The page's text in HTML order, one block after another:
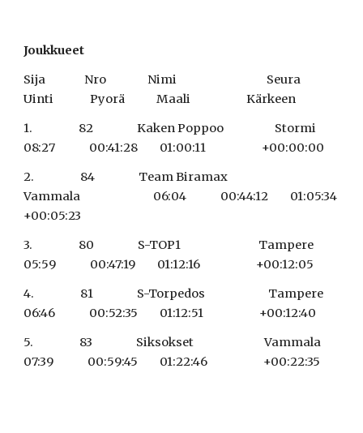
Joukkueet
Sija                Nro                 Nimi                                     Seura
Uinti               Pyorä             Maali                       Kärkeen
1.                   82                  Kaken Poppoo                     Stormi
08:27              00:41:28         01:00:11                       +00:00:00
2.                   84                  Team Biramax
Vammala                              06:04              00:44:12         01:05:34
+00:05:23
3.                   80                  S-TOP1                                Tampere
05:59              00:47:19         01:12:16                       +00:12:05
4.                   81                  S-Torpedos                          Tampere
06:46              00:52:35         01:12:51                       +00:12:40
5.                   83                  Siksokset                             Vammala
07:39              00:59:45         01:22:46                       +00:22:35